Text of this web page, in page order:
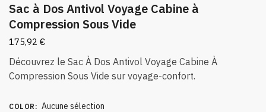
Sac à Dos Antivol Voyage Cabine à
Compression Sous Vide
175,92 €
Découvrez le Sac À Dos Antivol Voyage Cabine À
Compression Sous Vide sur voyage-confort.
COLOR : Aucune sélection